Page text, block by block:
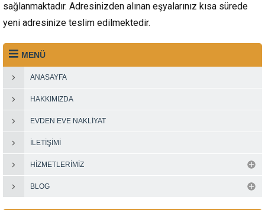
sağlanmaktadır. Adresinizden alınan eşyalarınız kısa sürede
yeni adresinize teslim edilmektedir.
MENÜ
ANASAYFA
HAKKIMIZDA
EVDEN EVE NAKLIYAT
İLETIŞIMI
HIZMETLERIMIZ
BLOG